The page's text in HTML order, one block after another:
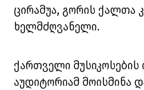
ცირამუა, გორის ქალთა
ხელმძღვანელი.
ქართველი
აუდიტორიამ მოისმინა